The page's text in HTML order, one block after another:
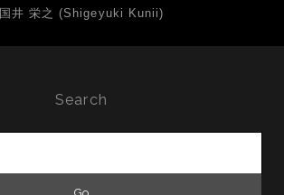
国井 栄之 (Shigeyuki Kunii)
Search